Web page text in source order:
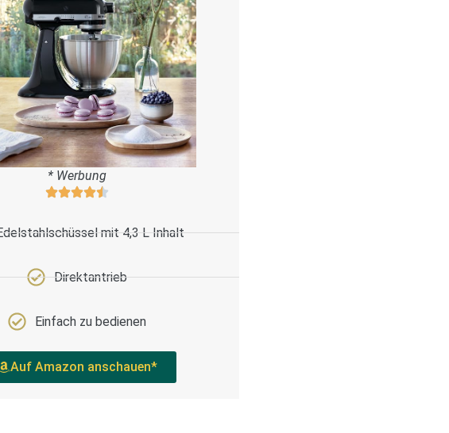
* Werbung
mit 4,3 L Inhalt
Direktantrieb
Einfach zu bedienen
Auf Amazon anschauen*